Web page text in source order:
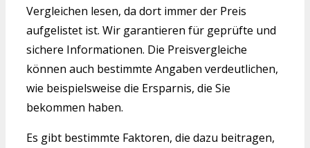
Vergleichen lesen, da dort immer der Preis
aufgelistet ist. Wir garantieren für geprüfte und
sichere Informationen. Die Preisvergleiche
können auch bestimmte Angaben verdeutlichen,
wie beispielsweise die Ersparnis, die Sie
bekommen haben.
Es gibt bestimmte Faktoren, die dazu beitragen,